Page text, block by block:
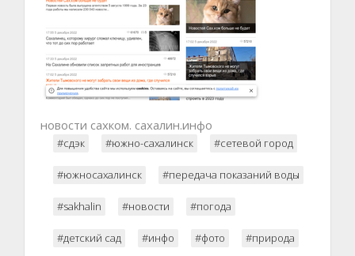
новости сахком. сахалин.инфо
#сдэк #южно-сахалинск #сетевой город
#южносахалинск #передача показаний воды
#sakhalin #новости #погода
#детский сад #инфо #фото #природа